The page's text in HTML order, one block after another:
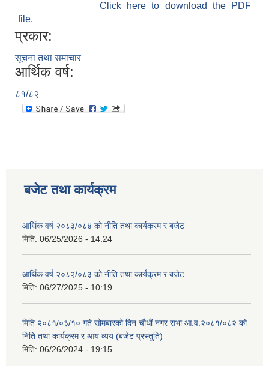
Click here to download the PDF
file.
प्रकार:
सूचना तथा समाचार
आर्थिक वर्ष:
८१/८२
बजेट तथा कार्यक्रम
आर्थिक वर्ष २०८३/०८४ को नीति तथा कार्यक्रम र बजेट
मिति: 06/25/2026 - 14:24
आर्थिक वर्ष २०८२/०८३ को नीति तथा कार्यक्रम र बजेट
मिति: 06/27/2025 - 10:19
मिति २०८१/०३/१० गते सोमबारको दिन चौधौं नगर सभा आ.व.२०८१/०८२ को
निति तथा कार्यक्रम र आय व्यय (बजेट प्रस्तुति)
मिति: 06/26/2024 - 19:15